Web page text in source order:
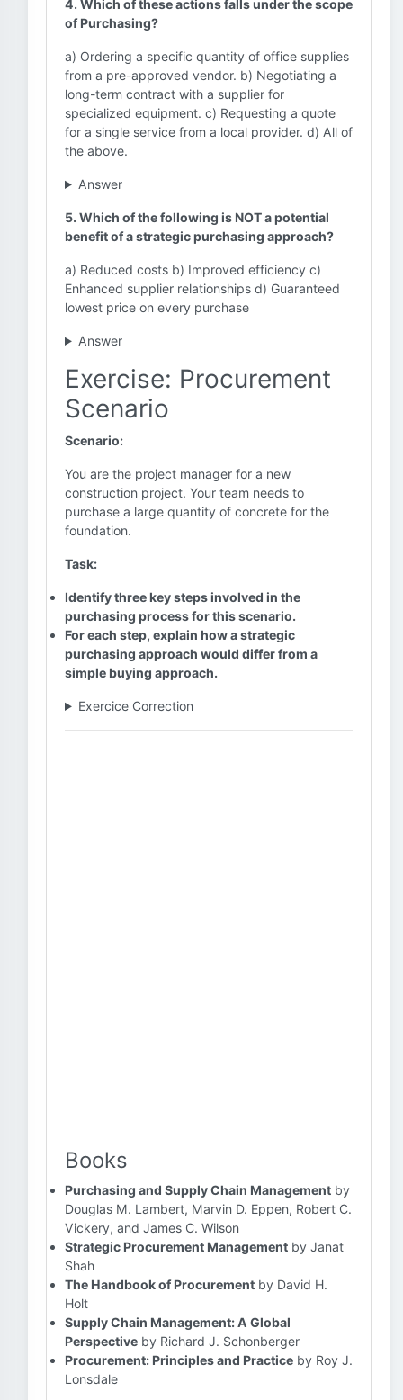
4. Which of these actions falls under the scope
of Purchasing?
a) Ordering a specific quantity of office supplies
from a pre-approved vendor. b) Negotiating a
long-term contract with a supplier for
specialized equipment. c) Requesting a quote
for a single service from a local provider. d) All of
the above.
Answer
5. Which of the following is NOT a potential
benefit of a strategic purchasing approach?
a) Reduced costs b) Improved efficiency c)
Enhanced supplier relationships d) Guaranteed
lowest price on every purchase
Answer
Exercise: Procurement
Scenario
Scenario:
You are the project manager for a new
construction project. Your team needs to
purchase a large quantity of concrete for the
foundation.
Task:
Identify three key steps involved in the
purchasing process for this scenario.
For each step, explain how a strategic
purchasing approach would differ from a
simple buying approach.
Exercice Correction
Books
Purchasing and Supply Chain Management by
Douglas M. Lambert, Marvin D. Eppen, Robert C.
Vickery, and James C. Wilson
Strategic Procurement Management by Janat
Shah
The Handbook of Procurement by David H.
Holt
Supply Chain Management: A Global
Perspective by Richard J. Schonberger
Procurement: Principles and Practice by Roy J.
Lonsdale